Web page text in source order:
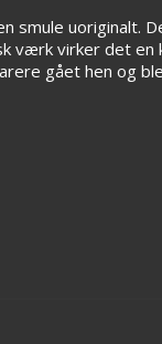
uoriginalt.
værk virker det
gået hen og